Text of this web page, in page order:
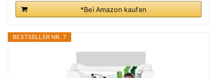
*Bei Amazon kaufen
BESTSELLER NR. 7